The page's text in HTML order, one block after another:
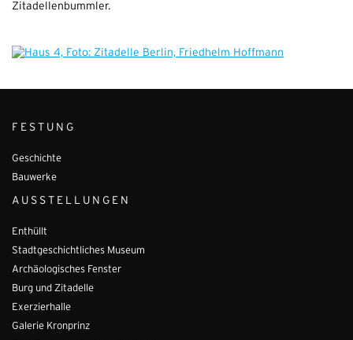
Zitadellenbummler.
FESTUNG
Geschichte
Bauwerke
AUSSTELLUNGEN
Enthüllt
Stadtgeschichtliches Museum
Archäologisches Fenster
Burg und Zitadelle
Exerzierhalle
Galerie Kronprinz